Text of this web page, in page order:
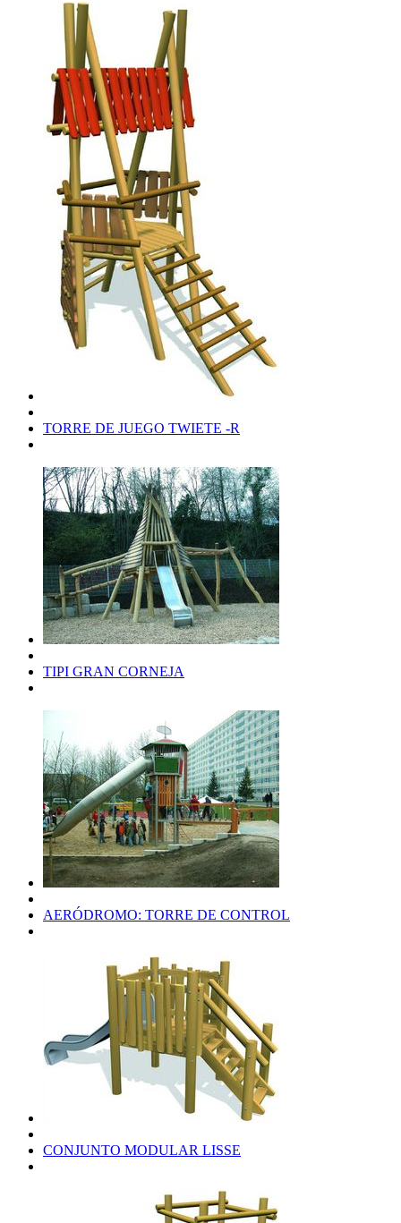
TORRE DE JUEGO TWIETE -R
TIPI GRAN CORNEJA
AERÓDROMO: TORRE DE CONTROL
CONJUNTO MODULAR LISSE